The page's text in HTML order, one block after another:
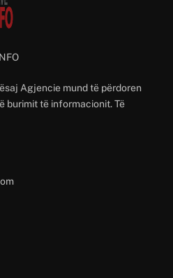
Agjencie mund të përdoren
burimit të informacionit. Të